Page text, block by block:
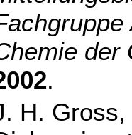
der
.
H. Gross,